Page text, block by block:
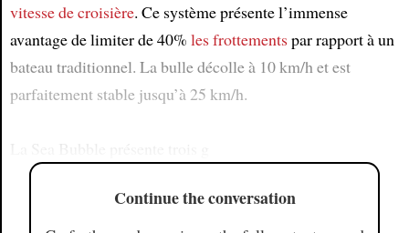
vitesse de croisière. Ce système présente l’immense
avantage de limiter de 40% les frottementspar rapport à un
bateau traditionnel. La bulle décolle à 10 km/h et est
parfaitement stable jusqu’à 25 km/h.
Continue the conversation